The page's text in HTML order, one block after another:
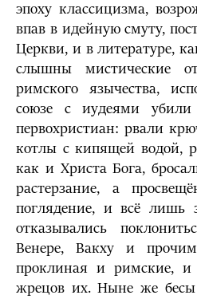
эпоху классицизма,
впав в идейную смуту,
Церкви, и в литературе,
слышны мистические
римского язычества,
союзе с иудеями
первохристиан: рвали
котлы с кипящей водой,
как и Христа Бога,
растерзание, а
поглядение, и всё лишь
отказывались
Венере, Вакху и
проклиная и римские, и
жрецов их. Ныне же